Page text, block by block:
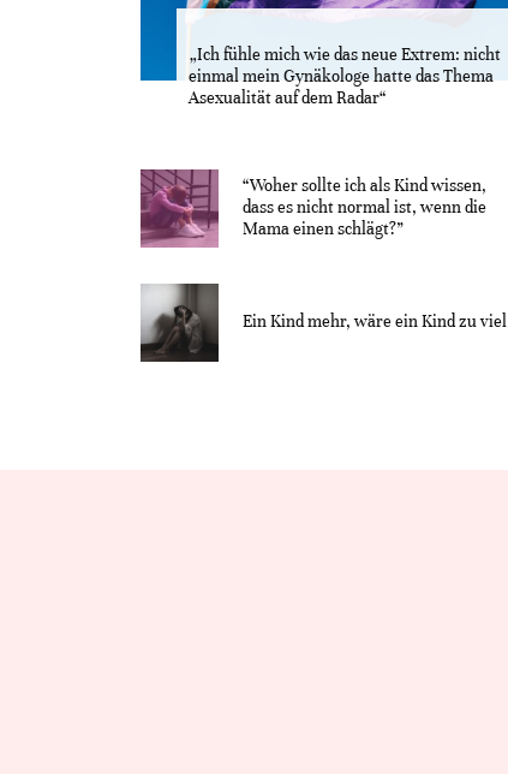
„Ich fühle mich wie das neue Extrem: nicht
einmal mein Gynäkologe hatte das Thema
Asexualität auf dem Radar“
“Woher sollte ich als Kind wissen,
dass es nicht normal ist, wenn die
Mama einen schlägt?”
Ein Kind mehr, wäre ein Kind zu viel